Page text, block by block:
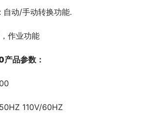
动/手动转换功能.
作业功能
产品参数：
50HZ 110V/60HZ